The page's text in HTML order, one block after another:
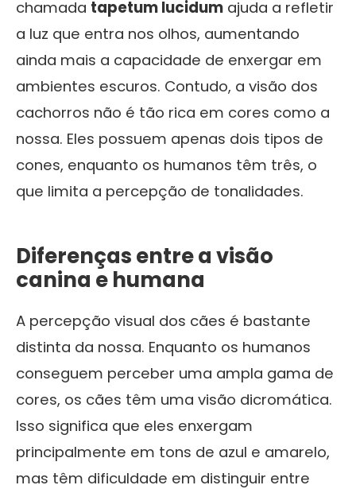
chamada tapetum lucidum ajuda a refletir
a luz que entra nos olhos, aumentando
ainda mais a capacidade de enxergar em
ambientes escuros. Contudo, a visão dos
cachorros não é tão rica em cores como a
nossa. Eles possuem apenas dois tipos de
cones, enquanto os humanos têm três, o
que limita a percepção de tonalidades.
Diferenças entre a visão
canina e humana
A percepção visual dos cães é bastante
distinta da nossa. Enquanto os humanos
conseguem perceber uma ampla gama de
cores, os cães têm uma visão dicromática.
Isso significa que eles enxergam
principalmente em tons de azul e amarelo,
mas têm dificuldade em distinguir entre